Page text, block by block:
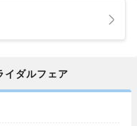
イダルフェア